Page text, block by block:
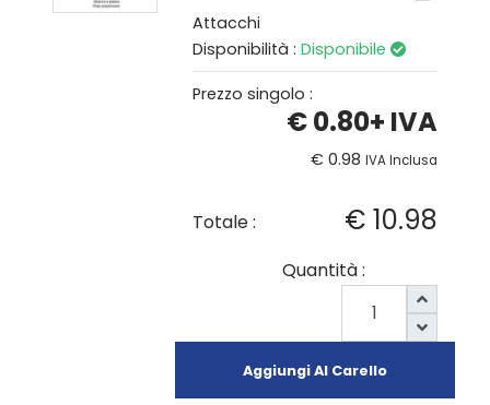
Attacchi
Disponibilità : Disponibile
Prezzo singolo :
€ 0.80+ IVA
€ 0.98 IVA Inclusa
Totale : € 10.98
Quantità :
Aggiungi Al Carello